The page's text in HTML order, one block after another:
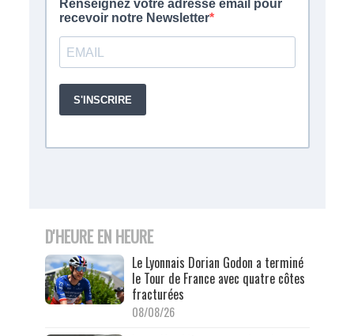
D'HEURE EN HEURE
Le Lyonnais Dorian Godon a terminé
le Tour de France avec quatre côtes
fracturées
08/08/26